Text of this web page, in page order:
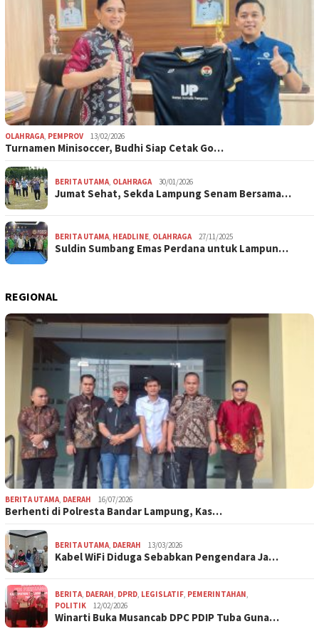
OLAHRAGA PEMPROV 13/02/2026
Turnamen Minisoccer, Budhi Siap Cetak Go…
BERITA UTAMA OLAHRAGA 30/01/2026
Jumat Sehat, Sekda Lampung Senam Bersama…
BERITA UTAMA HEADLINE OLAHRAGA 27/11/2025
Suldin Sumbang Emas Perdana untuk Lampun…
REGIONAL
BERITA UTAMA DAERAH 16/07/2026
Berhenti di Polresta Bandar Lampung, Kas…
BERITA UTAMA DAERAH 13/03/2026
Kabel WiFi Diduga Sebabkan Pengendara Ja…
BERITA DAERAH DPRD LEGISLATIF PEMERINTAHAN
POLITIK
12/02/2026
Winarti Buka Musancab DPC PDIP Tuba Guna…